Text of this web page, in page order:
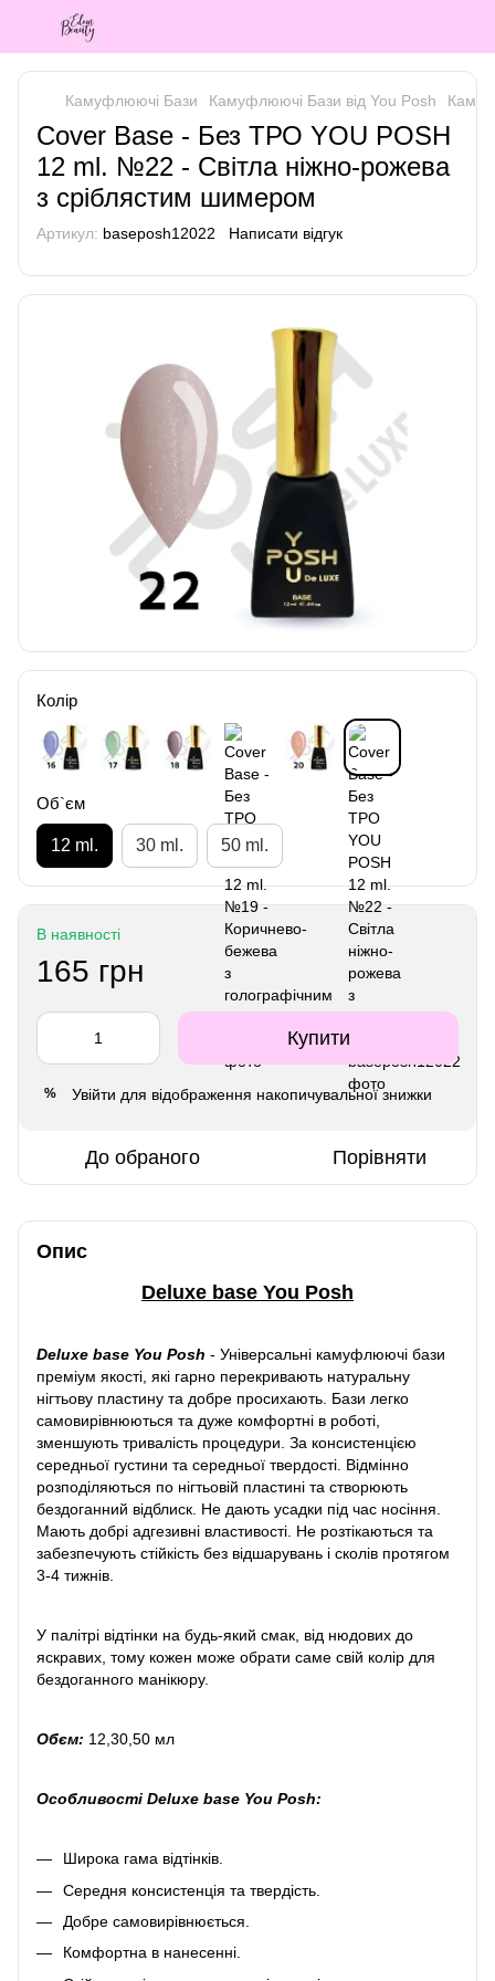
Камуфлюючі Бази Камуфлюючі Бази від You Posh
Cover Base - Без ТРО YOU POSH
12 ml. №22 - Світла ніжно-рожева
з сріблястим шимером
Артикул: baseposh12022 Написати відгук
Колір
Об`єм
12 ml. 30 ml. 50 ml.
В наявності
165 грн
Купити
% Увійти для відображення накопичувальної знижки
До обраного Порівняти
Опис
Deluxe base You Posh
Deluxe base You Posh - Універсальні камуфлюючі бази
преміум якості, які гарно перекривають натуральну
нігтьову пластину та добре просихають. Бази легко
самовирівнюються та дуже комфортні в роботі,
зменшують тривалість процедури. За консистенцією
середньої густини та середньої твердості. Відмінно
розподіляються по нігтьовій пластині та створюють
бездоганний відблиск. Не дають усадки під час носіння.
Мають добрі адгезивні властивості. Не розтікаються та
забезпечують стійкість без відшарувань і сколів протягом
3-4 тижнів.
У палітрі відтінки на будь-який смак, від нюдових до
яскравих, тому кожен може обрати саме свій колір для
бездоганного манікюру.
Обєм: 12,30,50 мл
Особливості Deluxe base You Posh:
Широка гама відтінків.
Середня консистенція та твердість.
Добре самовирівнюється.
Комфортна в нанесенні.